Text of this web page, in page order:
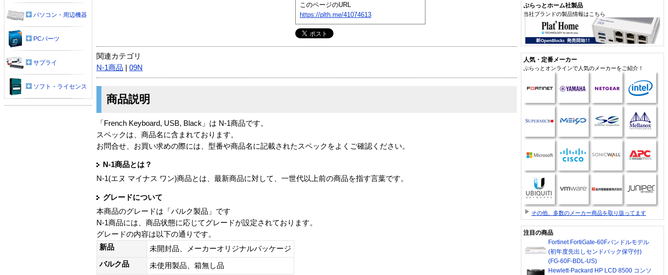
このページのURL
https://plth.me/41074613
関連カテゴリ
N-1商品
09N
商品説明
「French Keyboard, USB, Black」は N-1商品です。
スペックは、商品名に含まれております。
お問合せ、お買い求めの際には、型番や商品名に記載されたスペックをよくご確認ください。
N-1商品とは？
N-1(エヌ マイナス ワン)商品とは、最新商品に対して、一世代以上前の商品を指す言葉です。
グレードについて
本商品のグレードは「バルク製品」です
N-1商品には、商品状態に応じてグレードが設定されております。
グレードの内容は以下の通りです。
新品
未開封品、メーカーオリジナルパッケージ
バルク品
未使用製品、箱無し品
パソコン・周辺機器
PCパーツ
サプライ
ソフト・ライセンス
ぷらっとホーム社製品
当社ブランドの製品情報はこちら
人気・定番メーカー
ぷらっとオンラインで人気のメーカーをご紹介！
その他、多数のメーカー商品を取り扱ってます
注目の商品
Fortinet FortiGate-60Fバンドルモデル
(初年度先出しセンドバック保守付)
(FG-60F-BDL-US)
Hewlett-Packard HP LCD 8500 コンソ